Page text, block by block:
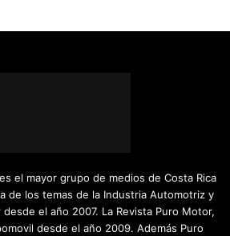
el mayor grupo de medios de Costa Rica
de los temas de la Industria Automotriz y
el año 2007. La Revista Puro Motor,
desde el año 2009. Además Puro